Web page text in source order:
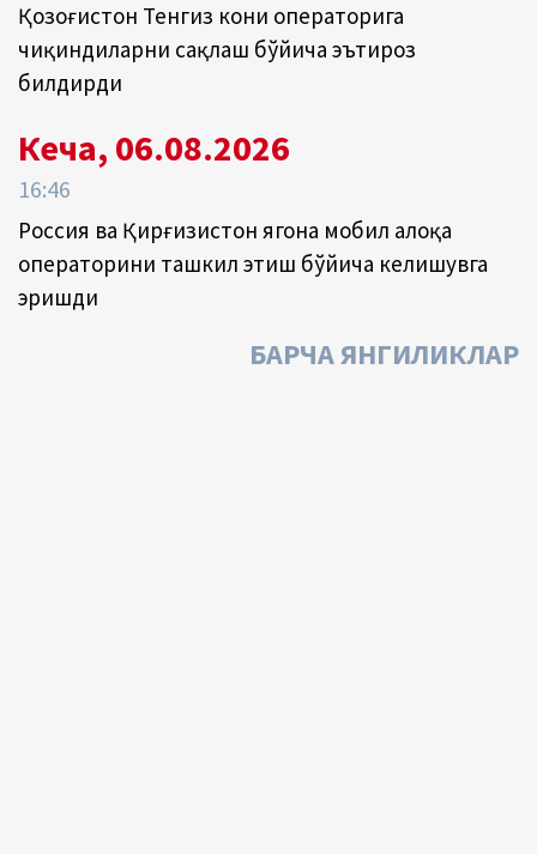
Қозоғистон Тенгиз кони операторига
чиқиндиларни сақлаш бўйича эътироз
билдирди
Кеча, 06.08.2026
16:46
Россия ва Қирғизистон ягона мобил алоқа
операторини ташкил этиш бўйича келишувга
эришди
БАРЧА ЯНГИЛИКЛАР